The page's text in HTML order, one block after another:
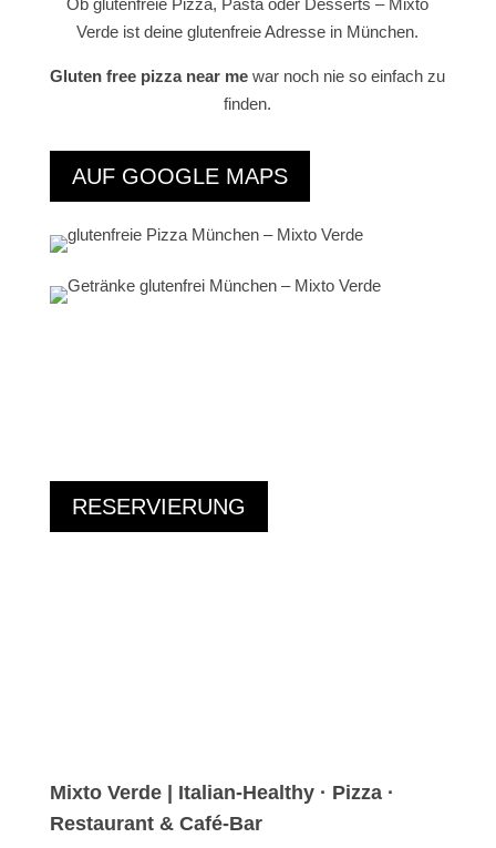
Ob glutenfreie Pizza, Pasta oder Desserts – Mixto
Verde ist deine glutenfreie Adresse in München.
Gluten free pizza near me war noch nie so einfach zu
finden.
AUF GOOGLE MAPS
RESERVIERUNG
Mixto Verde | Italian-Healthy · Pizza ·
Restaurant & Café-Bar